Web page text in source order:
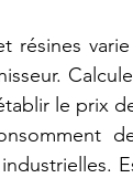
résines
le prix